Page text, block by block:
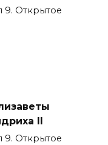
9. Открытое
II
9. Открытое